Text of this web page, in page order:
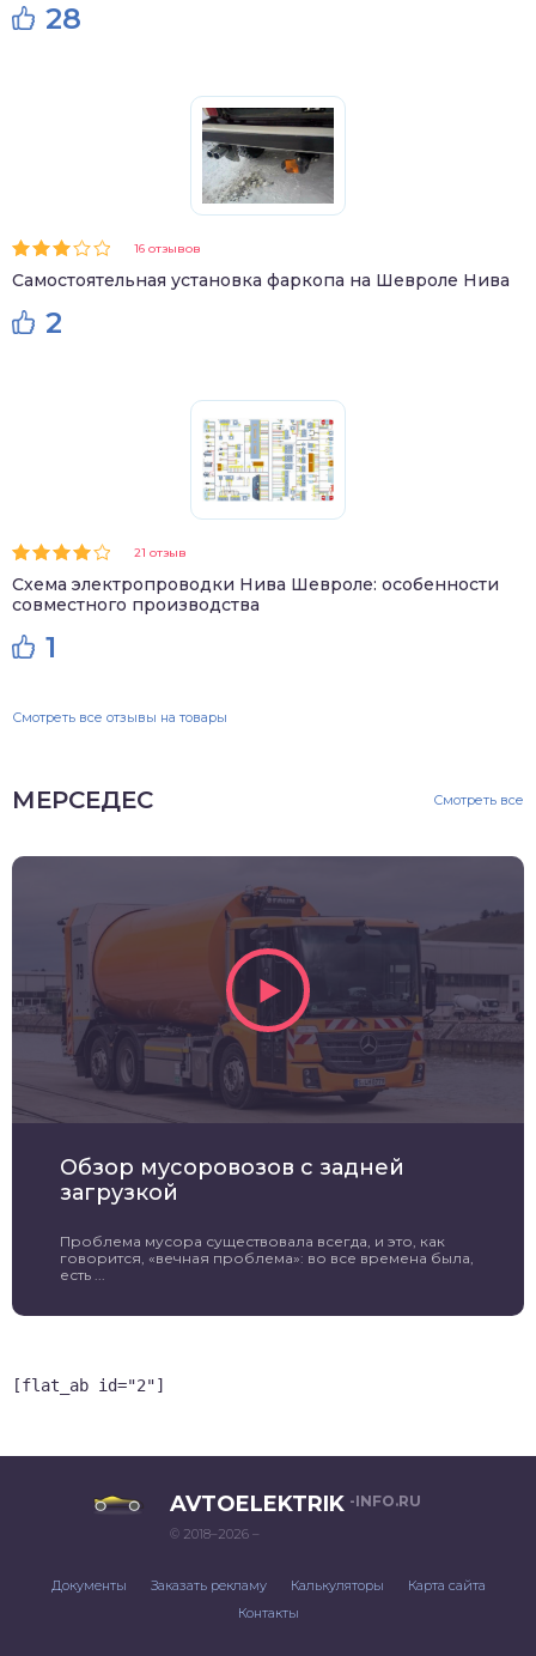
28
16 отзывов
Самостоятельная установка фаркопа на Шевроле Нива
2
21 отзыв
Схема электропроводки Нива Шевроле: особенности
совместного производства
1
Смотреть все отзывы на товары
МЕРСЕДЕС Смотреть все
Обзор мусоровозов с задней
загрузкой
Проблема мусора существовала всегда, и это, как
говорится, «вечная проблема»: во все времена была,
есть ...
[flat_ab id="2"]
AVTOELEKTRIK -INFO.RU
© 2018–2026 –
Документы Заказать рекламу Калькуляторы
Карта сайта
Контакты